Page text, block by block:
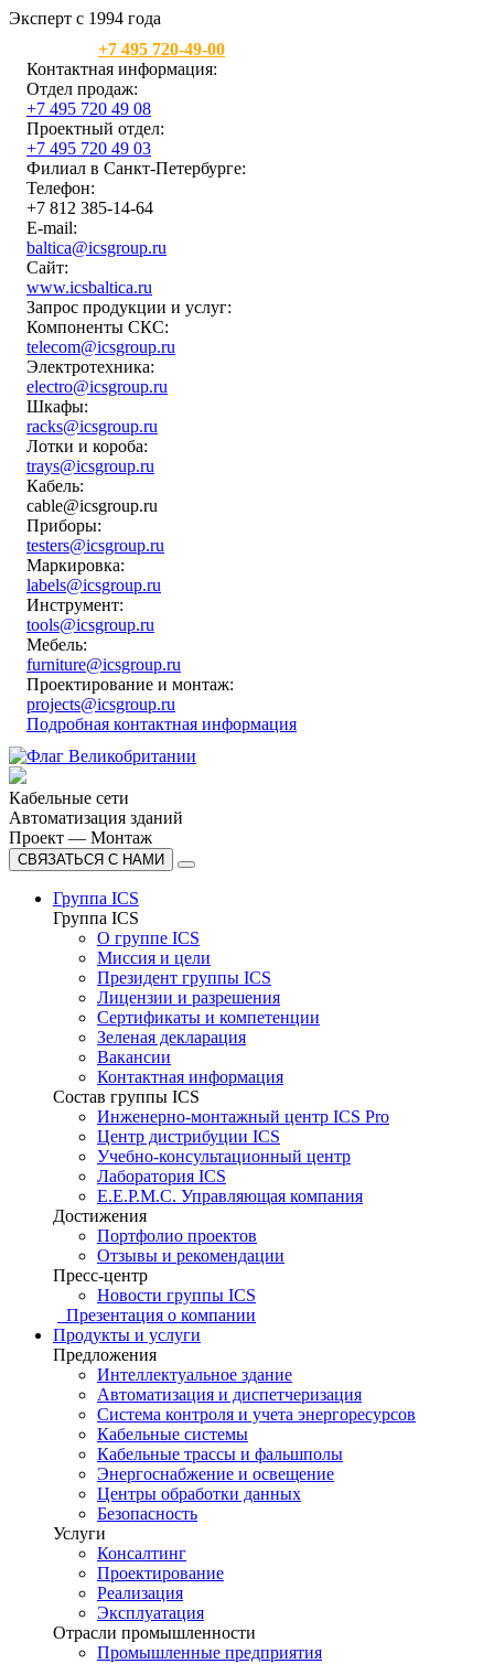
Эксперт с 1994 года
+7 495 720-49-00
Контактная информация:
Отдел продаж:
+7 495 720 49 08
Проектный отдел:
+7 495 720 49 03
Филиал в Санкт-Петербурге:
Телефон:
+7 812 385-14-64
E-mail:
baltica@icsgroup.ru
Сайт:
www.icsbaltica.ru
Запрос продукции и услуг:
Компоненты СКС:
telecom@icsgroup.ru
Электротехника:
electro@icsgroup.ru
Шкафы:
racks@icsgroup.ru
Лотки и короба:
trays@icsgroup.ru
Кабель:
cable@icsgroup.ru
Приборы:
testers@icsgroup.ru
Маркировка:
labels@icsgroup.ru
Инструмент:
tools@icsgroup.ru
Мебель:
furniture@icsgroup.ru
Проектирование и монтаж:
projects@icsgroup.ru
Подробная контактная информация
Кабельные сети
Автоматизация зданий
Проект — Монтаж
СВЯЗАТЬСЯ С НАМИ
Группа ICS
Группа ICS
О группе ICS
Миссия и цели
Президент группы ICS
Лицензии и разрешения
Сертификаты и компетенции
Зеленая декларация
Вакансии
Контактная информация
Состав группы ICS
Инженерно-монтажный центр ICS Pro
Центр дистрибуции ICS
Учебно-консультационный центр
Лаборатория ICS
E.E.P.M.C. Управляющая компания
Достижения
Портфолио проектов
Отзывы и рекомендации
Пресс-центр
Новости группы ICS
Презентация о компании
Продукты и услуги
Предложения
Интеллектуальное здание
Автоматизация и диспетчеризация
Система контроля и учета энергоресурсов
Кабельные системы
Кабельные трассы и фальшполы
Энергоснабжение и освещение
Центры обработки данных
Безопасность
Услуги
Консалтинг
Проектирование
Реализация
Эксплуатация
Отрасли промышленности
Промышленные предприятия